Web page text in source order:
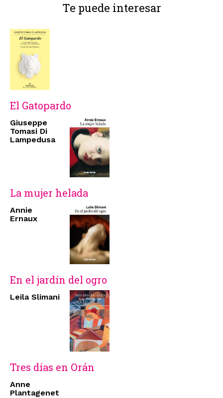
Te puede interesar
El Gatopardo
Giuseppe
Tomasi Di
Lampedusa
La mujer helada
Annie
Ernaux
En el jardín del ogro
Leila Slimani
Tres días en Orán
Anne
Plantagenet